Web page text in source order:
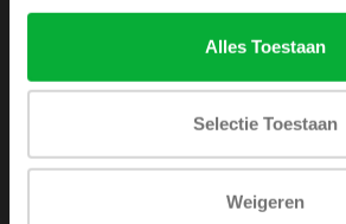
Alles Toestaan
Selectie Toestaan
Weigeren
Disclaimer
Klantenservice
Sitemap